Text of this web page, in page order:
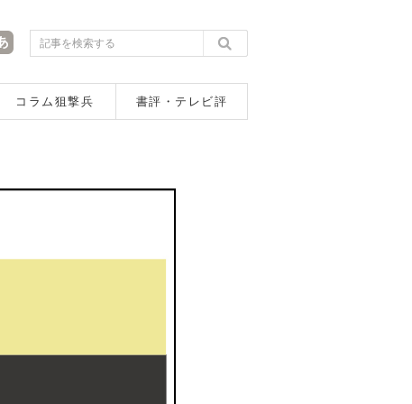
コラム狙撃兵 書評・テレビ評